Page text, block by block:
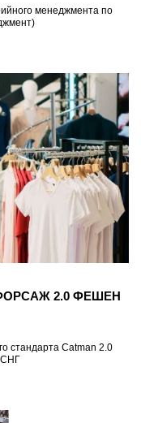
менеджмента по
2.0 ФЕШЕН
стандарта Catman 2.0
СНГ